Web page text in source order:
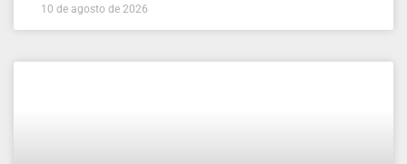
10 de agosto de 2026